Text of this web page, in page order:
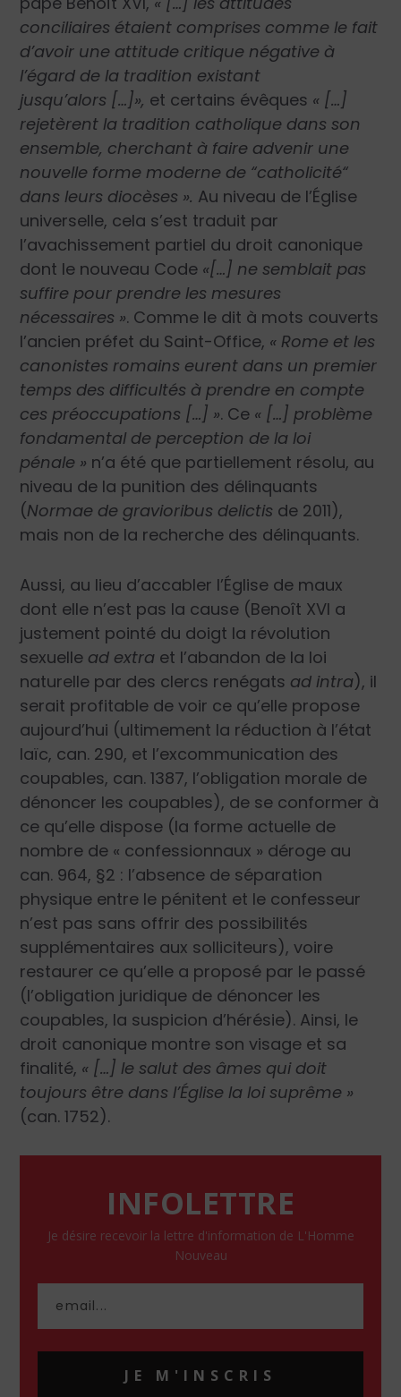
conciliaires étaient comprises comme le fait
d’avoir une attitude critique négative à
l’égard de la tradition existant
jusqu’alors […]», et certains évêques « […]
rejetèrent la tradition catholique dans son
ensemble, cherchant à faire advenir une
nouvelle forme moderne de “catholicité“
dans leurs diocèses ». Au niveau de l’Église
universelle, cela s’est traduit par
l’avachissement partiel du droit canonique
dont le nouveau Code «[…] ne semblait pas
suffire pour prendre les mesures
nécessaires ». Comme le dit à mots couverts
l’ancien préfet du Saint-Office, « Rome et les
canonistes romains eurent dans un premier
temps des difficultés à prendre en compte
ces préoccupations […] ». Ce « […] problème
fondamental de perception de la loi
pénale » n’a été que partiellement résolu, au
niveau de la punition des délinquants
(Normae de gravioribus delictis de 2011),
mais non de la recherche des délinquants.
Aussi, au lieu d’accabler l’Église de maux
dont elle n’est pas la cause (Benoît XVI a
justement pointé du doigt la révolution
sexuelle ad extra et l’abandon de la loi
naturelle par des clercs renégats ad intra), il
serait profitable de voir ce qu’elle propose
aujourd’hui (ultimement la réduction à l’état
laïc, can. 290, et l’excommunication des
coupables, can. 1387, l’obligation morale de
dénoncer les coupables), de se conformer à
ce qu’elle dispose (la forme actuelle de
nombre de « confessionnaux » déroge au
can. 964, §2 : l’absence de séparation
physique entre le pénitent et le confesseur
n’est pas sans offrir des possibilités
supplémentaires aux solliciteurs), voire
restaurer ce qu’elle a proposé par le passé
(l’obligation juridique de dénoncer les
coupables, la suspicion d’hérésie). Ainsi, le
droit canonique montre son visage et sa
finalité, « […] le salut des âmes qui doit
toujours être dans l’Église la loi suprême »
(can. 1752).
INFOLETTRE
Je désire recevoir la lettre d'information de L'Homme
Nouveau
JE M'INSCRIS